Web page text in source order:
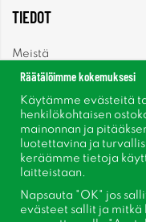
TIEDOT
Meistä
Uutiset
Uutiskirje
Tietoja evästeistä
Inspiraatiota
Räätälöimme kokemuksesi
Käytämme evästeitä
henkilökohtaisen
mainonnan ja
luotettavina ja
keräämme tietoja
laitteistaan.
Napsauta "OK" jos
evästeet sallit ja mitkä